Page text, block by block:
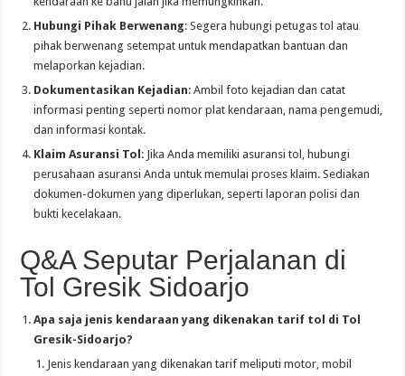
Hubungi Pihak Berwenang: Segera hubungi petugas tol atau
pihak berwenang setempat untuk mendapatkan bantuan dan
melaporkan kejadian.
Dokumentasikan Kejadian: Ambil foto kejadian dan catat
informasi penting seperti nomor plat kendaraan, nama pengemudi,
dan informasi kontak.
Klaim Asuransi Tol : Jika Anda memiliki asuransi tol, hubungi
perusahaan asuransi Anda untuk memulai proses klaim. Sediakan
dokumen-dokumen yang diperlukan, seperti laporan polisi dan
bukti kecelakaan.
Q&A Seputar Perjalanan di
Tol Gresik Sidoarjo
Apa saja jenis kendaraan yang dikenakan tarif tol di Tol
Gresik-Sidoarjo?
Jenis kendaraan yang dikenakan tarif meliputi motor, mobil